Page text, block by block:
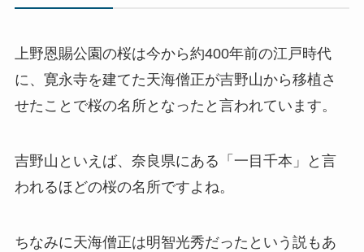
上野恩賜公園の桜は今から約400年前の江戸時代
に、寛永寺を建てた天海僧正が吉野山から移植さ
せたことで桜の名所となったと言われています。
吉野山といえば、奈良県にある「一目千本」と言
われるほどの桜の名所ですよね。
ちなみに天海僧正は明智光秀だったという説もあ